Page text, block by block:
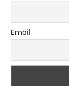
Email